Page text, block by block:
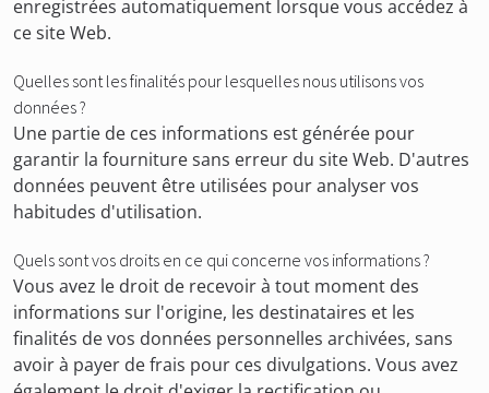
enregistrées automatiquement lorsque vous accédez à
ce site Web.
Quelles sont les finalités pour lesquelles nous utilisons vos
données ?
Une partie de ces informations est générée pour
garantir la fourniture sans erreur du site Web. D'autres
données peuvent être utilisées pour analyser vos
habitudes d'utilisation.
Quels sont vos droits en ce qui concerne vos informations ?
Vous avez le droit de recevoir à tout moment des
informations sur l'origine, les destinataires et les
finalités de vos données personnelles archivées, sans
avoir à payer de frais pour ces divulgations. Vous avez